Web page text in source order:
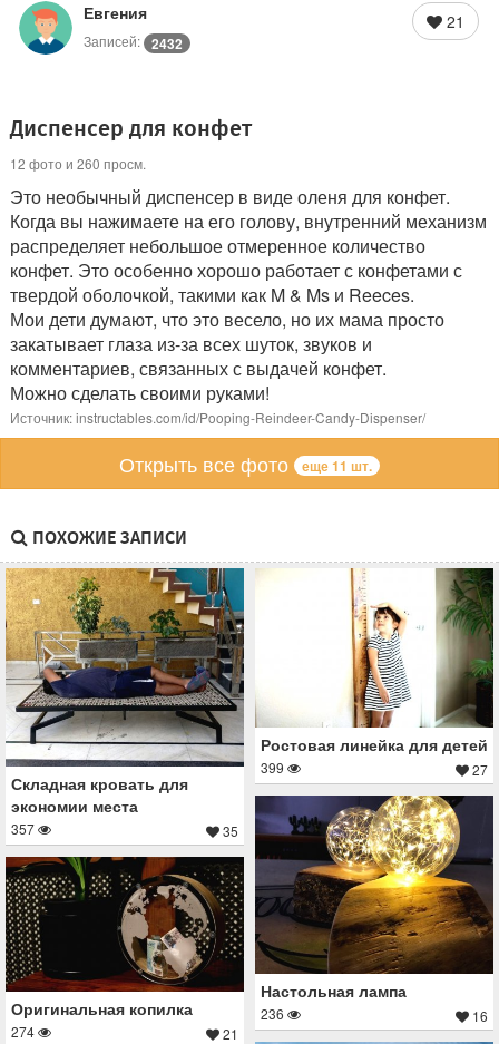
Евгения
Записей: 2432
21
Диспенсер для конфет
12 фото и 260 просм.
Это необычный диспенсер в виде оленя для конфет.
Когда вы нажимаете на его голову, внутренний механизм
распределяет небольшое отмеренное количество
конфет. Это особенно хорошо работает с конфетами с
твердой оболочкой, такими как M & Ms и Reeces.
Мои дети думают, что это весело, но их мама просто
закатывает глаза из-за всех шуток, звуков и
комментариев, связанных с выдачей конфет.
Можно сделать своими руками!
Источник: instructables.com/id/Pooping-Reindeer-Candy-Dispenser/
Открыть все фото еще 11 шт.
ПОХОЖИЕ ЗАПИСИ
Складная кровать для
экономии места
357 35
Ростовая линейка для детей
399 27
Настольная лампа
236 16
Оригинальная копилка
274 21